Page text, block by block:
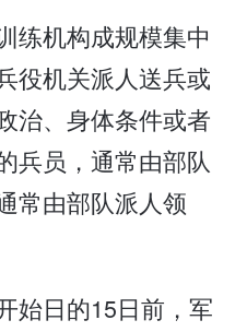
练机构成规模集中
役机关派人送兵或
治、身体条件或者
兵员，通常由部队
常由部队派人领
始日的15日前，军